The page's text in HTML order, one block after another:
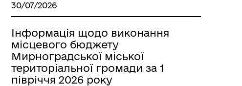
30/07/2026
Інформація щодо виконання
місцевого бюджету
Мирноградської міської
територіальної громади за 1
півріччя 2026 року